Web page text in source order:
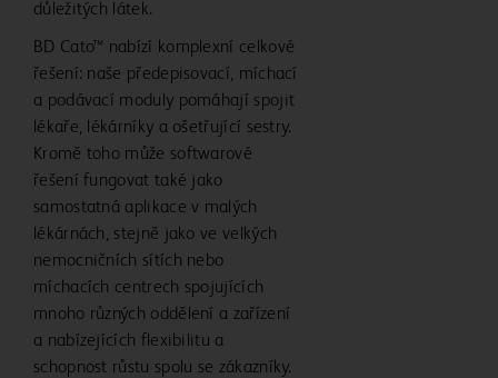
důležitých látek.
BD Cato™ nabízí komplexní celkové
řešení: naše předepisovací, míchací
a podávací moduly pomáhají spojit
lékaře, lékárníky a ošetřující sestry.
Kromě toho může softwarové
řešení fungovat také jako
samostatná aplikace v malých
lékárnách, stejně jako ve velkých
nemocničních sítích nebo
míchacích centrech spojujících
mnoho různých oddělení a zařízení
a nabízejících flexibilitu a
schopnost růstu spolu se zákazníky.